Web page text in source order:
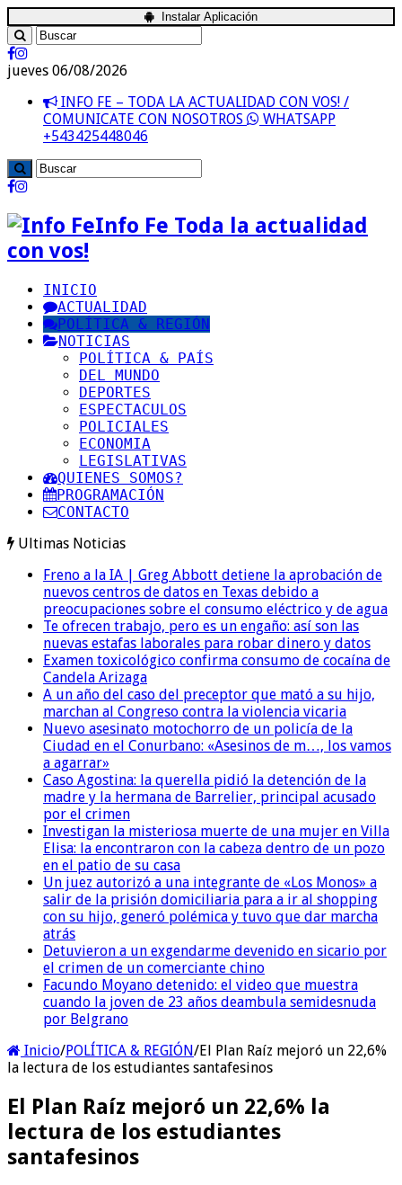
Instalar Aplicación
jueves 06/08/2026
INFO FE – TODA LA ACTUALIDAD CON VOS! /
COMUNICATE CON NOSOTROS
WHATSAPP
+543425448046
Info Fe Toda la actualidad
con vos!
INICIO
ACTUALIDAD
POLÍTICA & REGIÓN
NOTICIAS
POLÍTICA & PAÍS
DEL MUNDO
DEPORTES
ESPECTACULOS
POLICIALES
ECONOMIA
LEGISLATIVAS
QUIENES SOMOS?
PROGRAMACIÓN
CONTACTO
Ultimas Noticias
Freno a la IA | Greg Abbott detiene la aprobación de
nuevos centros de datos en Texas debido a
preocupaciones sobre el consumo eléctrico y de agua
Te ofrecen trabajo, pero es un engaño: así son las
nuevas estafas laborales para robar dinero y datos
Examen toxicológico confirma consumo de cocaína de
Candela Arizaga
A un año del caso del preceptor que mató a su hijo,
marchan al Congreso contra la violencia vicaria
Nuevo asesinato motochorro de un policía de la
Ciudad en el Conurbano: «Asesinos de m…, los vamos
a agarrar»
Caso Agostina: la querella pidió la detención de la
madre y la hermana de Barrelier, principal acusado
por el crimen
Investigan la misteriosa muerte de una mujer en Villa
Elisa: la encontraron con la cabeza dentro de un pozo
en el patio de su casa
Un juez autorizó a una integrante de «Los Monos» a
salir de la prisión domiciliaria para a ir al shopping
con su hijo, generó polémica y tuvo que dar marcha
atrás
Detuvieron a un exgendarme devenido en sicario por
el crimen de un comerciante chino
Facundo Moyano detenido: el video que muestra
cuando la joven de 23 años deambula semidesnuda
por Belgrano
Inicio/POLÍTICA & REGIÓN/El Plan Raíz mejoró un 22,6%
la lectura de los estudiantes santafesinos
El Plan Raíz mejoró un 22,6% la
lectura de los estudiantes
santafesinos